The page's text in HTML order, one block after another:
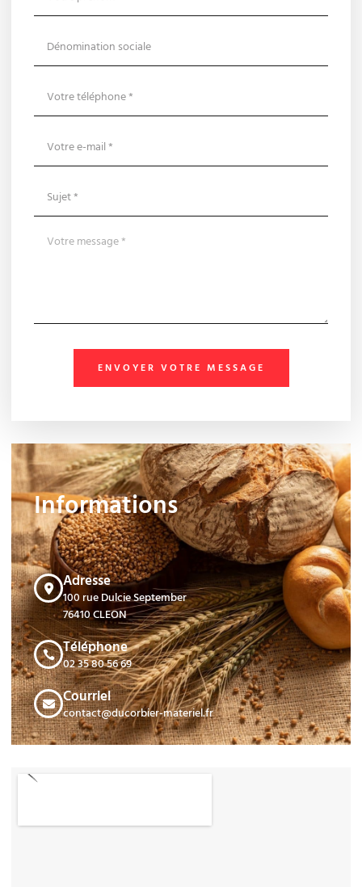
Informations
Adresse
100 rue Dulcie September
76410 CLEON
Téléphone
02 35 80 56 69
Courriel
contact@ducorbier-materiel.fr
ENVOYER VOTRE MESSAGE